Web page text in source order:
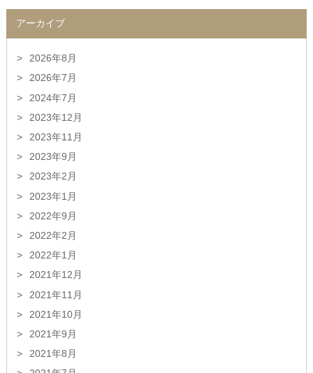
アーカイブ
2026年8月
2026年7月
2024年7月
2023年12月
2023年11月
2023年9月
2023年2月
2023年1月
2022年9月
2022年2月
2022年1月
2021年12月
2021年11月
2021年10月
2021年9月
2021年8月